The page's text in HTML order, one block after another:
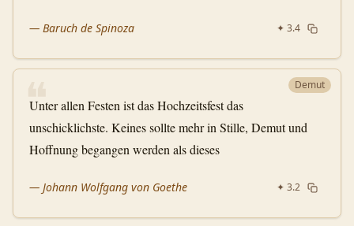
— Baruch de Spinoza ✦ 3.4
Demut
❝
Unter allen Festen ist das Hochzeitsfest das
unschicklichste. Keines sollte mehr in Stille, Demut und
Hoffnung begangen werden als dieses
— Johann Wolfgang von Goethe ✦ 3.2